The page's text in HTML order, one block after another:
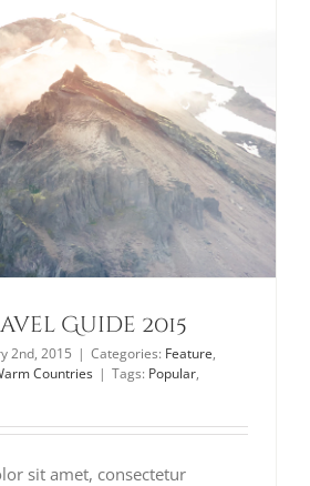
Guide 2015
2nd, 2015 | Categories: Feature,
Countries | Tags: Popular,
sit amet, consectetur